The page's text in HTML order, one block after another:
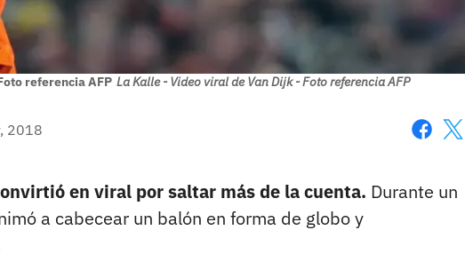
referencia AFP La Kalle - Video viral de Van Dijk - Foto referencia AFP
2018
en viral por saltar más de la cuenta. Durante un
a cabecear un balón en forma de globo y